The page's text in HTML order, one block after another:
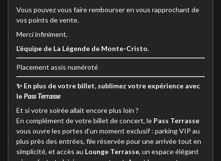
Vous pouvez vous faire rembourser en vous rapprochant de
vos points de vente.
Merci infiniment,
L’équipe de La Légende de Monte-Cristo.
Placement assis numéroté
✨ En plus de votre billet, sublimez votre expérience avec
le Pass Terrasse
Et si votre soirée allait encore plus loin ?
En complément de votre billet de concert, le Pass Terrasse
vous ouvre les portes d’un moment exclusif : parking VIP au
plus près des entrées, file réservée pour une arrivée tout en
simplicité, et accès au Lounge Terrasse, un espace élégant